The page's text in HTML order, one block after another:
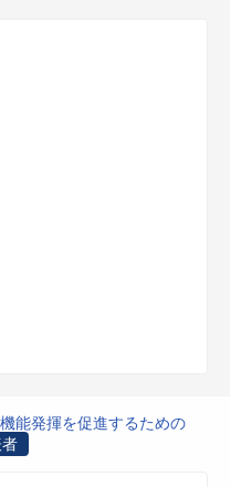
能発揮を促進するための